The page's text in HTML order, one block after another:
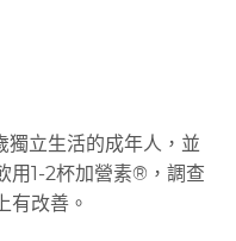
立生活的成年人，並
用1-2杯加營素®，調查
有改善。